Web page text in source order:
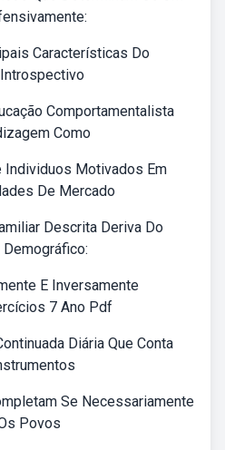
Características Do
Comportamentalista
Como
Individuos Motivados Em
De Mercado
Descrita Deriva Do
E Inversamente
7 Ano Pdf
Diária Que Conta
Se Necessariamente
Povos